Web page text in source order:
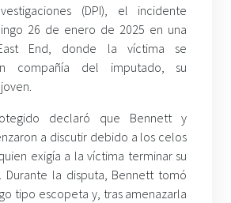
(DPI), el incidente
26 de enero de 2025 en una
End, donde la víctima se
compañía del imputado, su
declaró que Bennett y
a discutir debido a los celos
exigía a la víctima terminar su
Durante la disputa, Bennett tomó
tipo escopeta y, tras amenazarla